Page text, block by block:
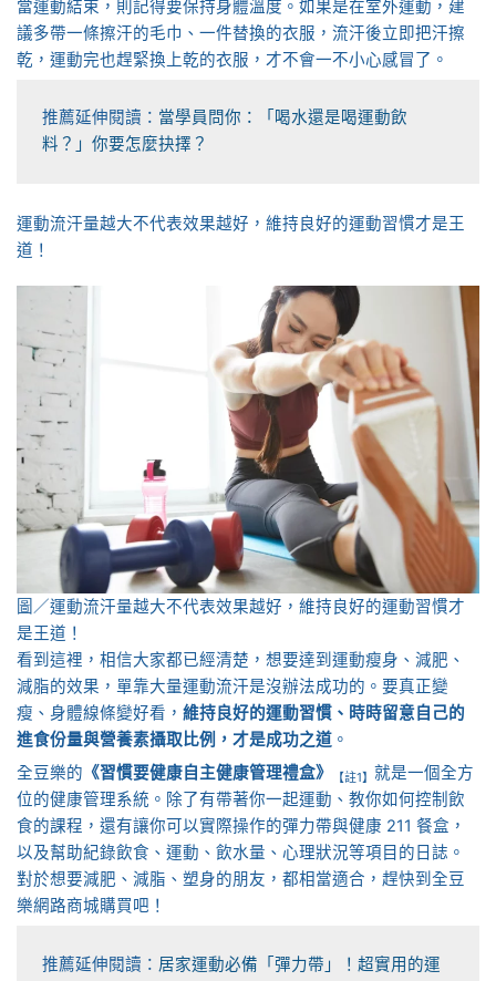
當運動結束，則記得要保持身體溫度。如果是在室外運動，建
議多帶一條擦汗的毛巾、一件替換的衣服，流汗後立即把汗擦
乾，運動完也趕緊換上乾的衣服，才不會一不小心感冒了。
推薦延伸閱讀： 當學員問你：「喝水還是喝運動飲
料？」你要怎麼抉擇？
運動流汗量越大不代表效果越好，維持良好的運動習慣才是王
道！
圖／運動流汗量越大不代表效果越好，維持良好的運動習慣才
是王道！
看到這裡，相信大家都已經清楚，想要達到運動瘦身、減肥、
減脂的效果，單靠大量運動流汗是沒辦法成功的。要真正變
瘦、身體線條變好看， 維持良好的運動習慣、時時留意自己的
進食份量與營養素攝取比例，才是成功之道 。
全豆樂的 《習慣要健康自主健康管理禮盒》 【註1】 就是一個全方
位的健康管理系統。除了有帶著你一起運動、教你如何控制飲
食的課程，還有讓你可以實際操作的彈力帶與健康 211 餐盒，
以及幫助紀錄飲食、運動、飲水量、心理狀況等項目的日誌。
對於想要減肥、減脂、塑身的朋友，都相當適合，趕快到全豆
樂網路商城購買吧！
推薦延伸閱讀： 居家運動必備「彈力帶」！超實用的運